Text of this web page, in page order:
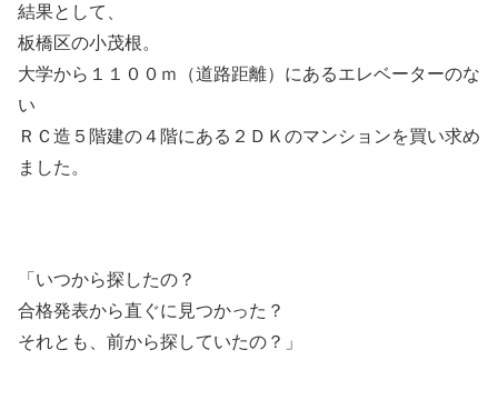
結果として、
板橋区の小茂根。
大学から１１００ｍ（道路距離）にあるエレベーターのな
い
ＲＣ造５階建の４階にある２ＤＫのマンションを買い求め
ました。
「いつから探したの？
合格発表から直ぐに見つかった？
それとも、前から探していたの？」